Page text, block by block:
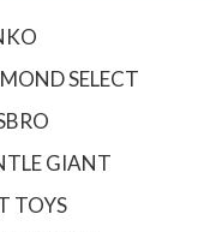
SELECT
GIANT
TOYS